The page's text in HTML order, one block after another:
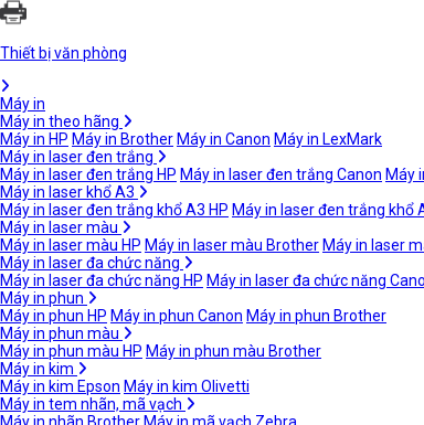
Thiết bị văn phòng
Máy in
Máy in theo hãng
Máy in HP Máy in Brother Máy in Canon Máy in LexMark
Máy in laser đen trắng
Máy in laser đen trắng HP Máy in laser đen trắng Canon Máy
Máy in laser khổ A3
Máy in laser đen trắng khổ A3 HP Máy in laser đen trắng khổ
Máy in laser màu
Máy in laser màu HP Máy in laser màu Brother Máy in laser
Máy in laser đa chức năng
Máy in laser đa chức năng HP Máy in laser đa chức năng
Máy in phun
Máy in phun HP Máy in phun Canon Máy in phun Brother
Máy in phun màu
Máy in phun màu HP Máy in phun màu Brother
Máy in kim
Máy in kim Epson Máy in kim Olivetti
Máy in tem nhãn, mã vạch